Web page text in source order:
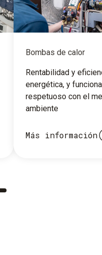
Bombas de calor
Rentabilidad y
energética, y
respetuoso con el
ambiente
Más información